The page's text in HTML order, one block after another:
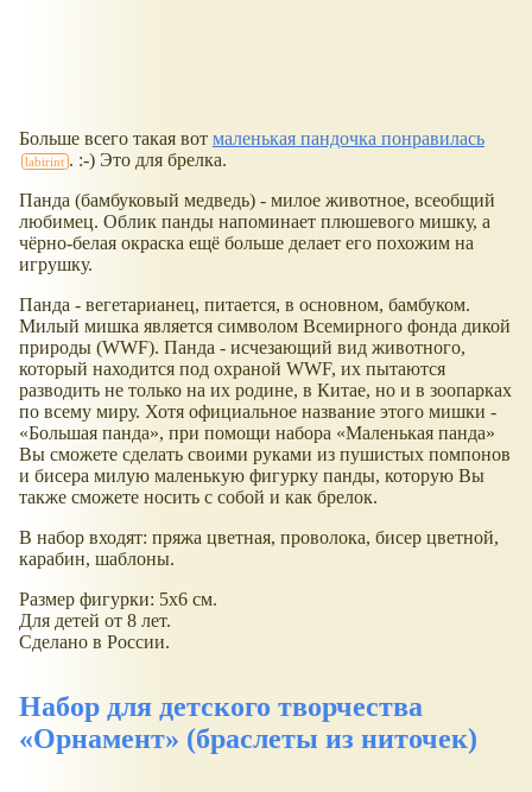
Больше всего такая вот маленькая пандочка понравилась
. :-) Это для брелка.
Панда (бамбуковый медведь) - милое животное, всеобщий
любимец. Облик панды напоминает плюшевого мишку, а
чёрно-белая окраска ещё больше делает его похожим на
игрушку.
Панда - вегетарианец, питается, в основном, бамбуком.
Милый мишка является символом Всемирного фонда дикой
природы (WWF). Панда - исчезающий вид животного,
который находится под охраной WWF, их пытаются
разводить не только на их родине, в Китае, но и в зоопарках
по всему миру. Хотя официальное название этого мишки -
Большая панда , при помощи набора
Маленькая панда
Вы сможете сделать своими руками из пушистых помпонов
и бисера милую маленькую фигурку панды, которую Вы
также сможете носить с собой и как брелок.
В набор входят: пряжа цветная, проволока, бисер цветной,
карабин, шаблоны.
Размер фигурки: 5х6 см.
Для детей от 8 лет.
Сделано в России.
Набор для детского творчества
Орнамент
(браслеты из ниточек)